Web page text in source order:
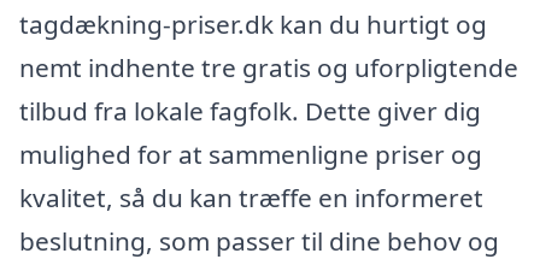
tagdækning-priser.dk kan du hurtigt og
nemt indhente tre gratis og uforpligtende
tilbud fra lokale fagfolk. Dette giver dig
mulighed for at sammenligne priser og
kvalitet, så du kan træffe en informeret
beslutning, som passer til dine behov og